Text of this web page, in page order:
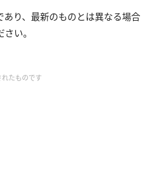
り、最新のものとは異なる場合
い。
たものです